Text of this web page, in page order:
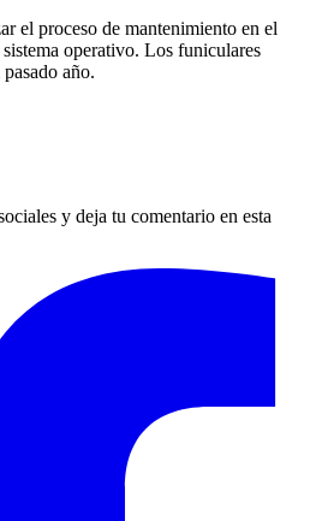
el proceso de mantenimiento en el
operativo. Los funiculares
año.
y deja tu comentario en esta